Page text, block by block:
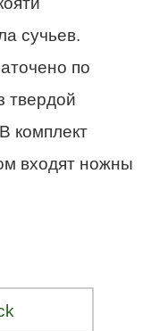
сучьев.
по
твердой
комплект
входят ножны